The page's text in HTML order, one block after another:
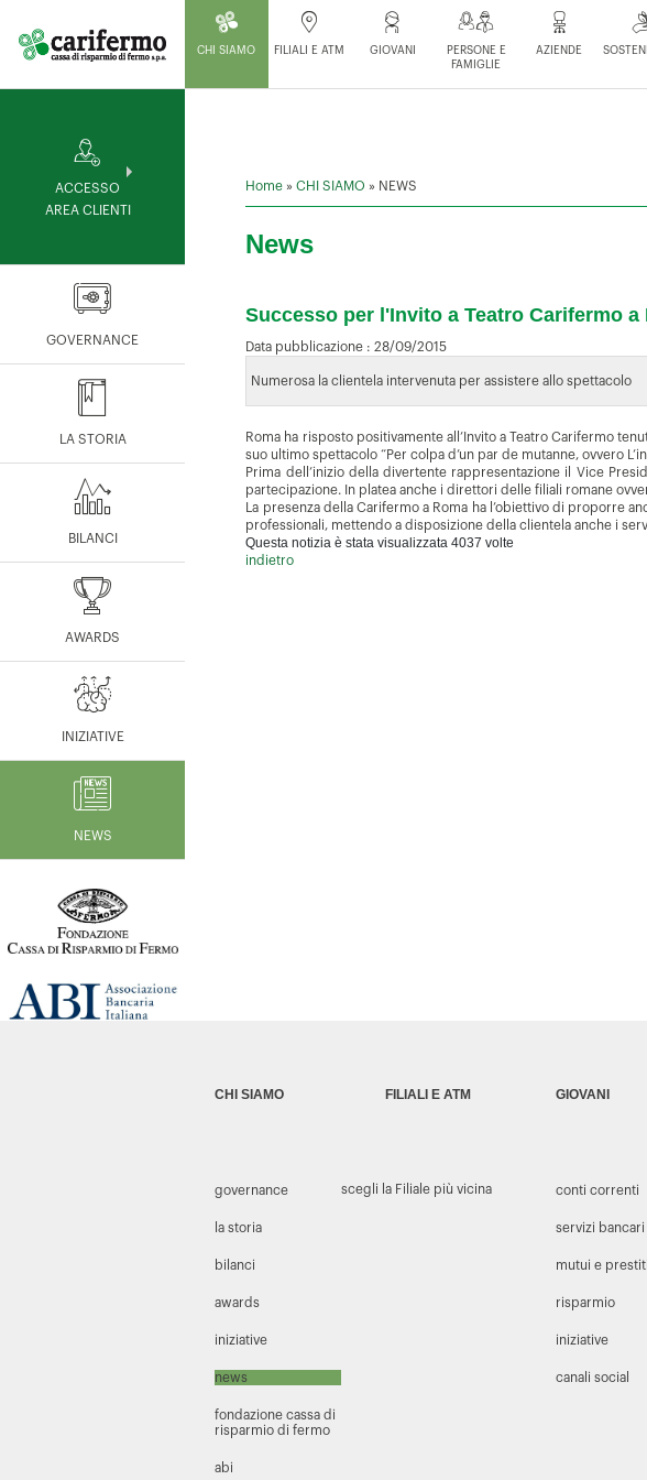
CHI SIAMO FILIALI E ATM GIOVANI
PERSONE E
FAMIGLIE
AZIENDE
ACCESSO
AREA CLIENTI
GOVERNANCE
LA STORIA
BILANCI
AWARDS
INIZIATIVE
NEWS
Home »CHI SIAMO » NEWS
News
Successo per l'Invito a Teatro Carifermo a
Data pubblicazione :28/09/2015
Numerosa la clientela intervenuta per assistere allo spettacolo
Roma ha risposto positivamente all’Invito a Teatro Carifermo
suo ultimo spettacolo “Per colpa d’un par de mutanne, ovvero
Prima dell’inizio della divertente rappresentazione il Vice
partecipazione. In platea anche i direttori delle filiali romane
La presenza della Carifermo a Roma ha l’obiettivo di proporre
professionali, mettendo a disposizione della clientela anche i
Questa notizia è stata visualizzata 4037 volte
indietro
CHI SIAMO
governance
la storia
bilanci
awards
iniziative
news
fondazione cassa di
risparmio di fermo
abi
FILIALI E ATM
scegli la Filiale più vicina
GIOVANI
conti correnti
servizi bancari
mutui e prestiti
risparmio
iniziative
canali social